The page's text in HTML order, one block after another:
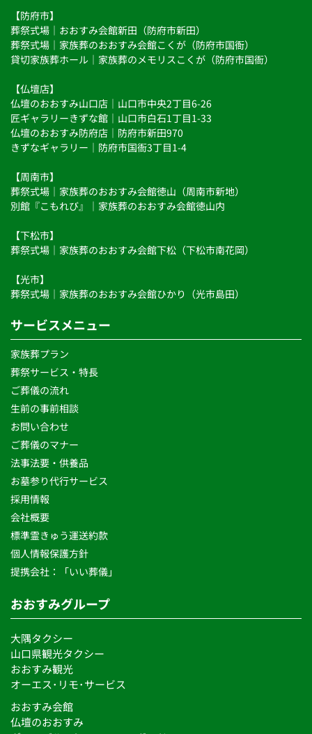
◆個人情報の第三者提供について
当社は、法令に定める場合を除き、個人情報を、事前に本
人の同意を得ることなく、第三者には提供いたしません。
当社は、個人情報保護に関する社内体制について継続的に
見直しを行い、必要に応じて随時改善に努めてまいりま
す。
【防府市】
葬祭式場｜おおすみ会館新田（防府市新田）
葬祭式場｜家族葬のおおすみ会館こくが（防府市国衙）
貸切家族葬ホール｜家族葬のメモリスこくが（防府市国衙）
【仏壇店】
仏壇のおおすみ山口店｜山口市中央2丁目6-26
匠ギャラリーきずな館｜山口市白石1丁目1-33
仏壇のおおすみ防府店｜防府市新田970
きずなギャラリー｜防府市国衙3丁目1-4
【周南市】
葬祭式場｜家族葬のおおすみ会館徳山（周南市新地）
別館『こもれび』｜家族葬のおおすみ会館徳山内
【下松市】
葬祭式場｜家族葬のおおすみ会館下松（下松市南花岡）
【光市】
葬祭式場｜家族葬のおおすみ会館ひかり（光市島田）
サービスメニュー
家族葬プラン
葬祭サービス・特長
ご葬儀の流れ
生前の事前相談
お問い合わせ
ご葬儀のマナー
法事法要・供養品
お墓参り代行サービス
採用情報
会社概要
標準霊きゅう運送約款
個人情報保護方針
提携会社：「いい葬儀」
おおすみグループ
大隅タクシー
山口県観光タクシー
おおすみ観光
オーエス･リモ･サービス
おおすみ会館
仏壇のおおすみ